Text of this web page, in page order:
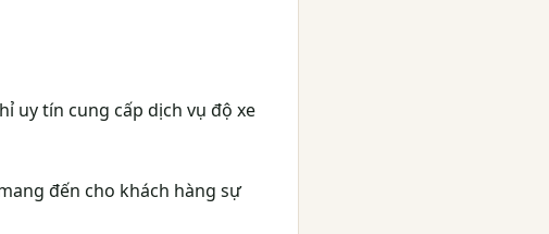
uy tín cung cấp dịch vụ độ xe
đến cho khách hàng sự